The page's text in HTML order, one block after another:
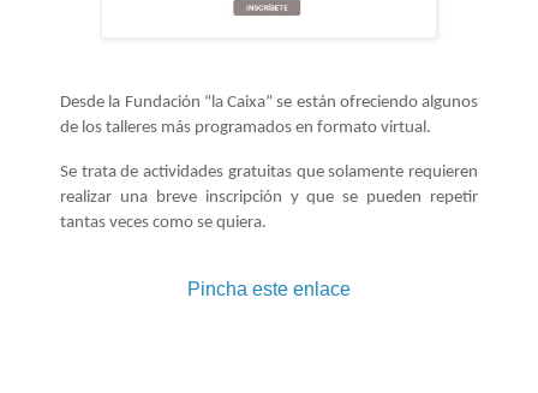
Desde la Fundación “la Caixa” se están ofreciendo algunos
de los talleres más programados en formato virtual.
Se trata de actividades gratuitas que solamente requieren
realizar una breve inscripción y que se pueden repetir
tantas veces como se quiera.
Pincha este enlace